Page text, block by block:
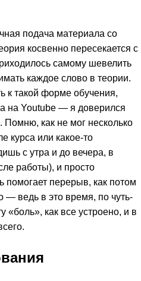
подача материала со
косвенно пересекается с
самому шевелить
каждое слово в теории.
к такой форме обучения,
на Youtube — я доверился
Помню, как не мог несколько
курса или какое-то
с утра и до вечера, в
работы), и просто
помогает перерыв, как потом
— ведь в это время, по чуть-
«боль», как все устроено, и в